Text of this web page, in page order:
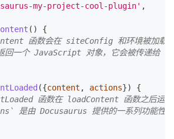
my-project-cool-plugin' ,
( )
{
函数会在 siteConfig 和环境被加载好
回一个 JavaScript 对象，它会被传递给
({content , actions})
{
函数在 loadContent 函数之后运行
是由 Docusaurus 提供的一系列功能性